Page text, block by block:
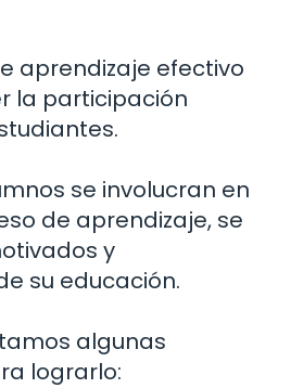
aprendizaje efectivo
la participación
se involucran en
de aprendizaje, se
y
su educación.
algunas
lograrlo: